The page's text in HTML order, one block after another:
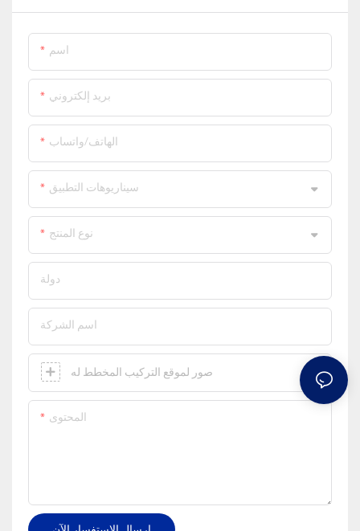
اسم
بريد إلكتروني
الهاتف/واتساب
سيناريوهات التطبيق
نوع المنتج
دولة
اسم الشركة
صور لموقع التركيب المخطط له
المحتوى